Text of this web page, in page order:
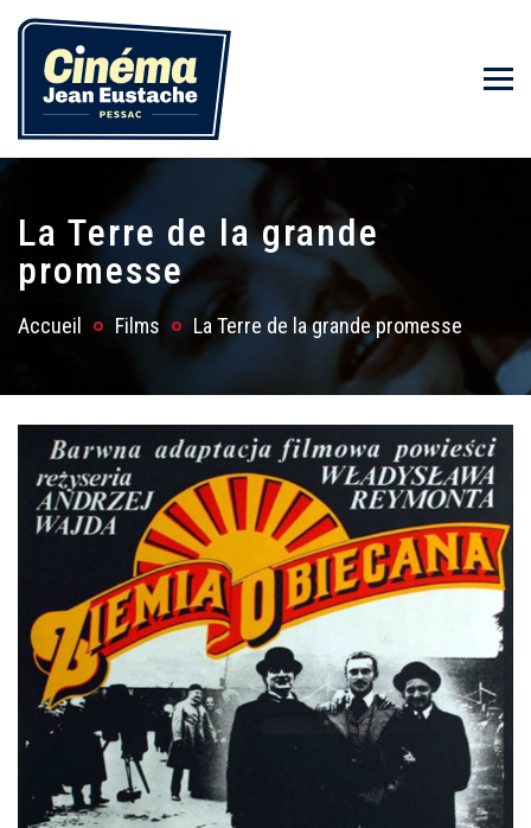
La Terre de la grande
promesse
Accueil Films La Terre de la grande promesse